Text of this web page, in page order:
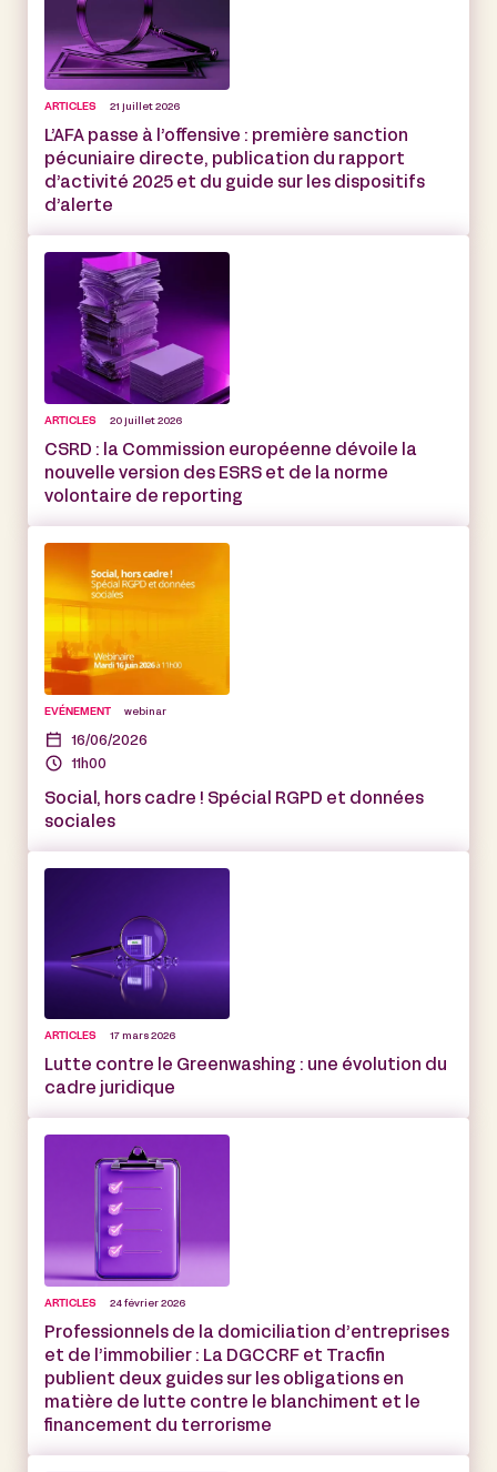
ARTICLES 21 juillet 2026
L’AFA passe à l’offensive : première sanction
pécuniaire directe, publication du rapport
d’activité 2025 et du guide sur les dispositifs
d’alerte
ARTICLES 20 juillet 2026
CSRD : la Commission européenne dévoile la
nouvelle version des ESRS et de la norme
volontaire de reporting
EVÉNEMENT webinar
16/06/2026
11h00
Social, hors cadre ! Spécial RGPD et données
sociales
ARTICLES 17 mars 2026
Lutte contre le Greenwashing : une évolution du
cadre juridique
ARTICLES 24 février 2026
Professionnels de la domiciliation d’entreprises
et de l’immobilier : La DGCCRF et Tracfin
publient deux guides sur les obligations en
matière de lutte contre le blanchiment et le
financement du terrorisme